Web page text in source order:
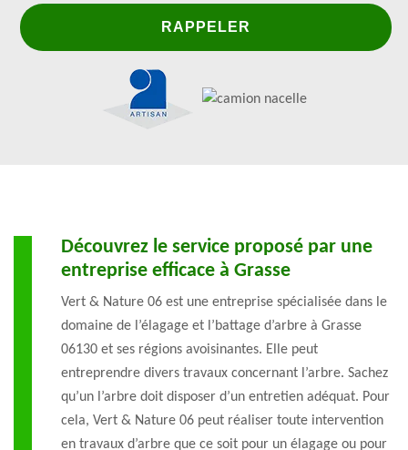
Découvrez le service proposé par une
entreprise efficace à Grasse
Vert & Nature 06 est une entreprise spécialisée dans le
domaine de l’élagage et l’battage d’arbre à Grasse
06130 et ses régions avoisinantes. Elle peut
entreprendre divers travaux concernant l’arbre. Sachez
qu’un l’arbre doit disposer d’un entretien adéquat. Pour
cela, Vert & Nature 06 peut réaliser toute intervention
en travaux d’arbre que ce soit pour un élagage ou pour